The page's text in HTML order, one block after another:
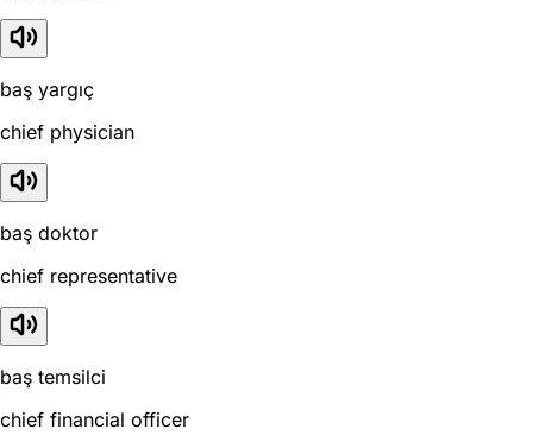
baş yargıç
chief physician
baş doktor
chief representative
baş temsilci
chief financial officer